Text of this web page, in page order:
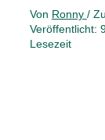
Von Ronny /
Veröffentlicht:
Lesezeit